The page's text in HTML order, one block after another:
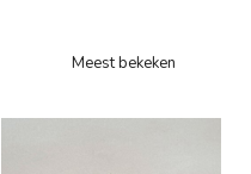
Meest bekeken